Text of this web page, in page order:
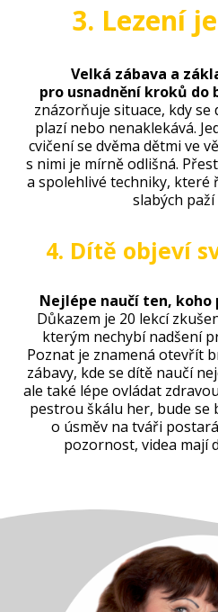
3. Lezení
Velká zábava a
pro usnadnění kroků do
znázorňuje situace, kdy
plazí nebo nenaklekává.
cvičení se dvěma dětmi ve
s nimi je mírně odlišná.
a spolehlivé techniky,
slabých
4. Dítě objeví
Nejlépe naučí ten, koho
Důkazem je 20 lekcí
kterým nechybí nadšení
Poznat je znamená otevřít
zábavy, kde se dítě naučí
ale také lépe ovládat
pestrou škálu her, bude se
o úsměv na tváři
pozornost, videa mají